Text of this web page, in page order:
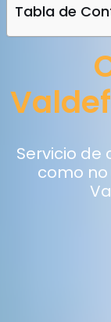
Tabla de
Servicio
como